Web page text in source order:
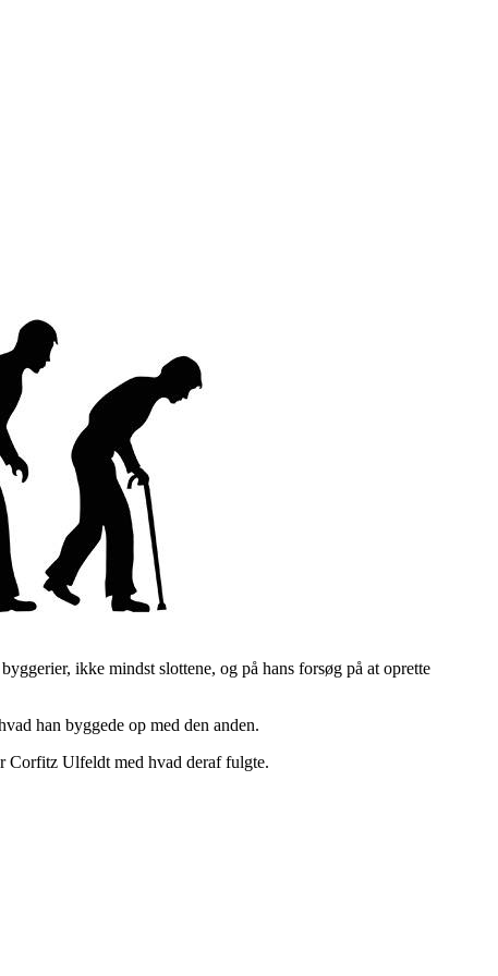
ikke mindst slottene, og på hans forsøg på at oprette
han byggede op med den anden.
Corfitz Ulfeldt med hvad deraf fulgte.